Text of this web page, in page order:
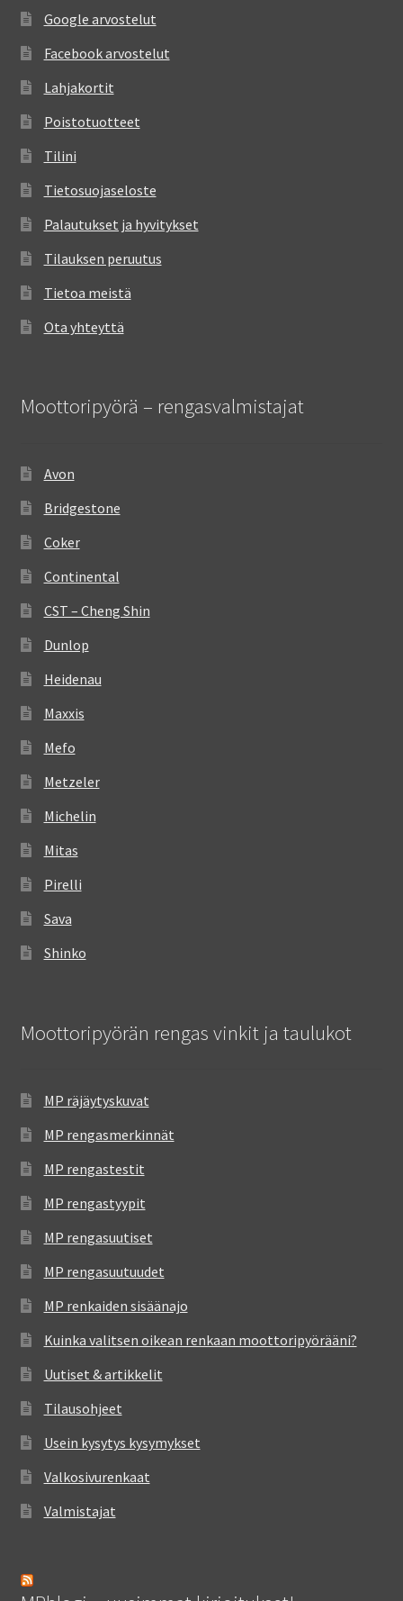
Google arvostelut
Facebook arvostelut
Lahjakortit
Poistotuotteet
Tilini
Tietosuojaseloste
Palautukset ja hyvitykset
Tilauksen peruutus
Tietoa meistä
Ota yhteyttä
Moottoripyörä – rengasvalmistajat
Avon
Bridgestone
Coker
Continental
CST – Cheng Shin
Dunlop
Heidenau
Maxxis
Mefo
Metzeler
Michelin
Mitas
Pirelli
Sava
Shinko
Moottoripyörän rengas vinkit ja taulukot
MP räjäytyskuvat
MP rengasmerkinnät
MP rengastestit
MP rengastyypit
MP rengasuutiset
MP rengasuutuudet
MP renkaiden sisäänajo
Kuinka valitsen oikean renkaan moottoripyörääni?
Uutiset & artikkelit
Tilausohjeet
Usein kysytys kysymykset
Valkosivurenkaat
Valmistajat